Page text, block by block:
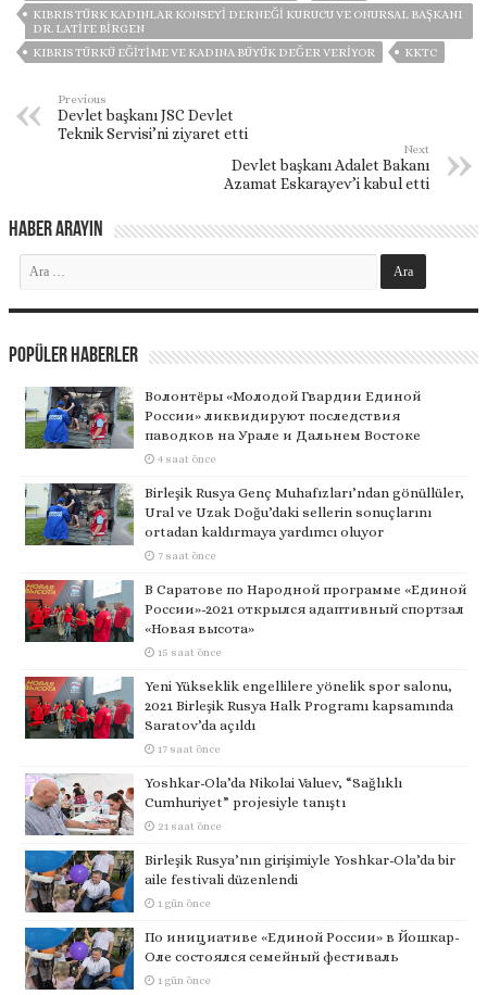
KIBRIS TÜRK KADINLAR KONSEYI DERNEĞI KURUCU VE ONURSAL BAŞKANI
DR. LATIFE BIRGEN
KIBRIS TÜRKÜ EĞITIME VE KADINA BÜYÜK DEĞER VERIYOR
KKTC
Previous
Devlet başkanı JSC Devlet
Teknik Servisi’ni ziyaret etti
Next
Devlet başkanı Adalet Bakanı
Azamat Eskarayev’i kabul etti
Haber Arayın
Popüler Haberler
Волонтёры «Молодой Гвардии Единой
России» ликвидируют последствия
паводков на Урале и Дальнем Востоке
4 saat önce
Birleşik Rusya Genç Muhafızları’ndan gönüllüler,
Ural ve Uzak Doğu’daki sellerin sonuçlarını
ortadan kaldırmaya yardımcı oluyor
7 saat önce
В Саратове по Народной программе «Единой
России»-2021 открылся адаптивный спортзал
«Новая высота»
15 saat önce
Yeni Yükseklik engellilere yönelik spor salonu,
2021 Birleşik Rusya Halk Programı kapsamında
Saratov’da açıldı
17 saat önce
Yoshkar-Ola’da Nikolai Valuev, “Sağlıklı
Cumhuriyet” projesiyle tanıştı
21 saat önce
Birleşik Rusya’nın girişimiyle Yoshkar-Ola’da bir
aile festivali düzenlendi
1 gün önce
По инициативе «Единой России» в Йошкар-
Оле состоялся семейный фестиваль
1 gün önce